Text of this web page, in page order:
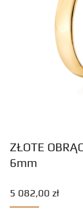
ZŁOTE
6mm
5 082,00 zł